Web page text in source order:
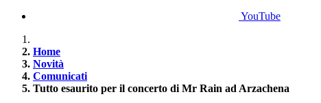
YouTube
Home
Novità
Comunicati
Tutto esaurito per il concerto di Mr Rain ad Arzachena